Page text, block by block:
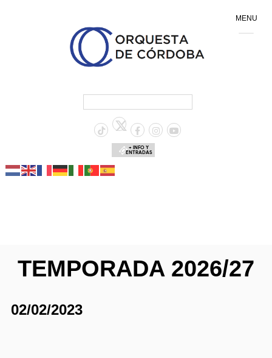
+ INFO Y
ENTRADAS
TEMPORADA 2026/27
02/02/2023
MENU